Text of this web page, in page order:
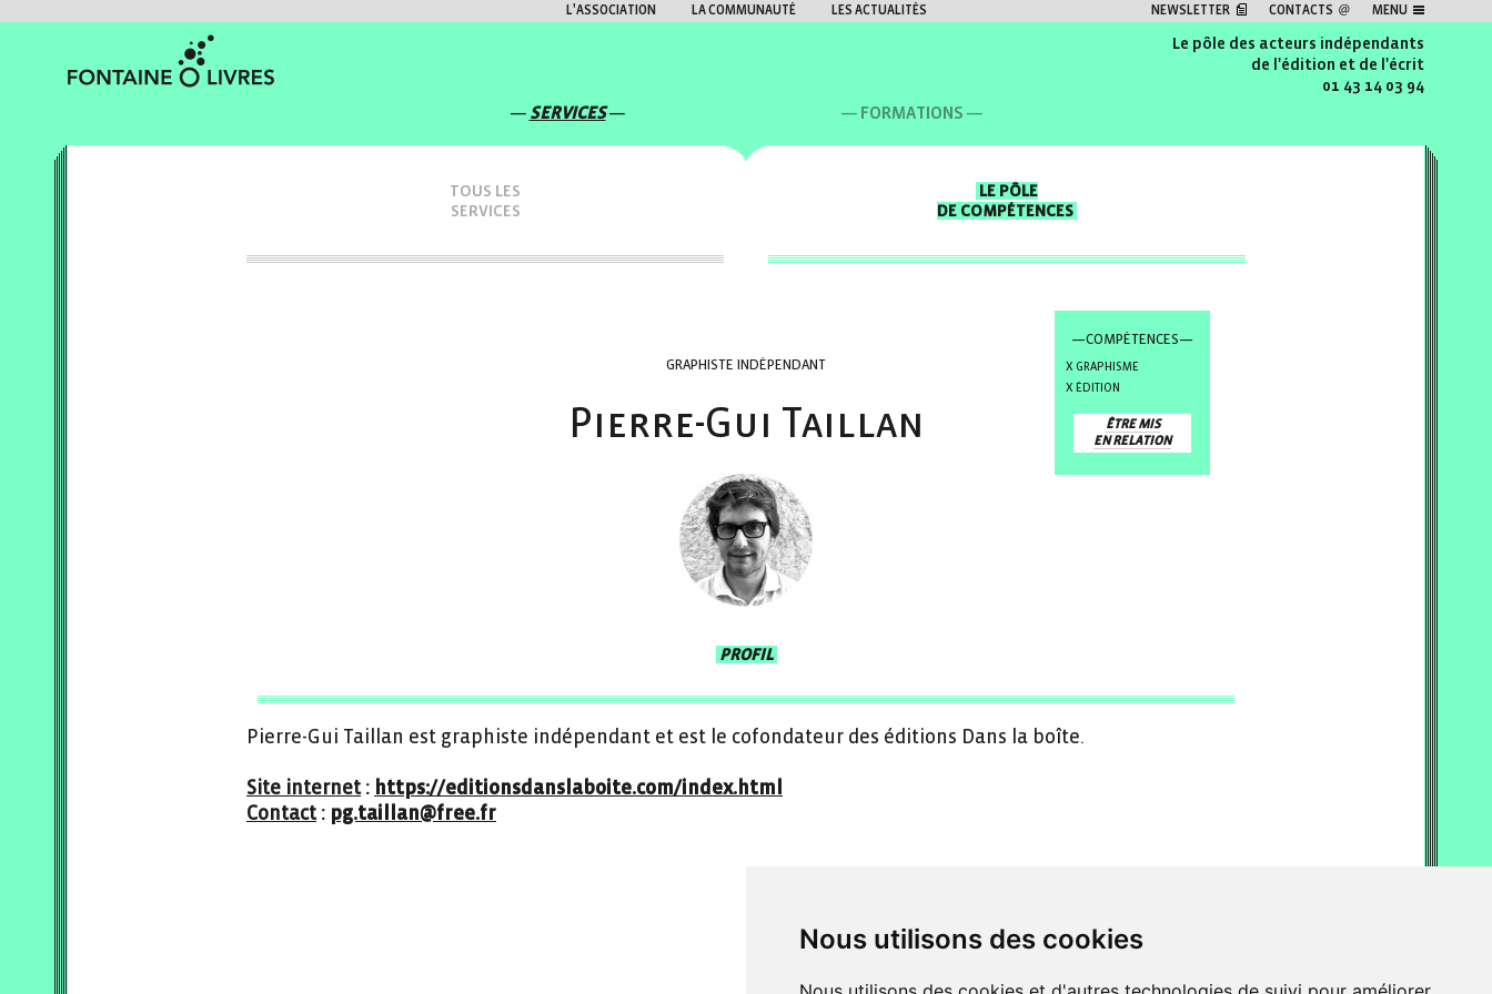
Nous utilisons des cookies
L'ASSOCIATION LA COMMUNAUTÉ LES ACTUALITÉS NEWSLETTER CONTACTS MENU
Le pôle des acteurs indépendants
de l'édition et de l'écrit
01 43 14 03 94
SERVICES FORMATIONS
TOUS LES
SERVICES
LE PÔLE
DE COMPÉTENCES
GRAPHISTE INDÉPENDANT
Pierre-Gui Taillan
—COMPÉTENCES—
GRAPHISME
ÉDITION
ÊTRE MIS
EN RELATION
PROFIL
Pierre-Gui Taillan est graphiste indépendant et est le cofondateur des éditions Dans la boîte.
Site internet: https://editionsdanslaboite.com/index.html
Contact: pg.taillan@free.fr